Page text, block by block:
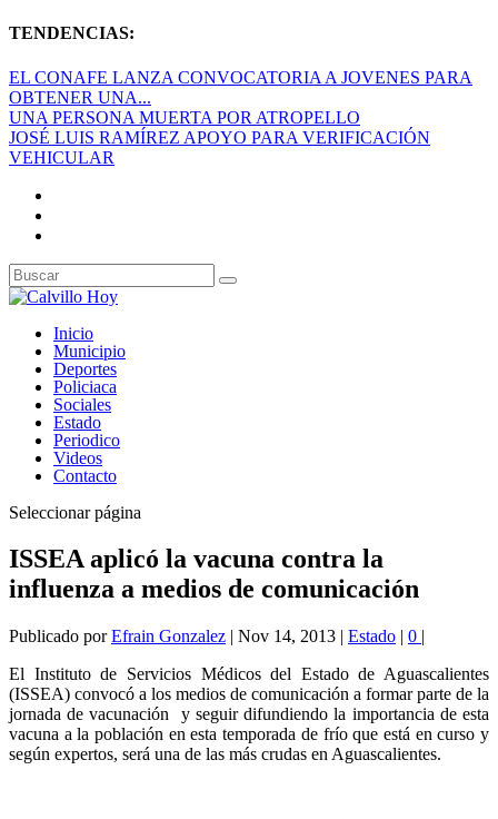
TENDENCIAS:
EL CONAFE LANZA CONVOCATORIA A JOVENES PARA
OBTENER UNA...
UNA PERSONA MUERTA POR ATROPELLO
JOSÉ LUIS RAMÍREZ APOYO PARA VERIFICACIÓN
VEHICULAR
Inicio
Municipio
Deportes
Policiaca
Sociales
Estado
Periodico
Videos
Contacto
Seleccionar página
ISSEA aplicó la vacuna contra la
influenza a medios de comunicación
Publicado porEfrain Gonzalez | Nov 14, 2013 | Estado | 0 |
El Instituto de Servicios Médicos del Estado de Aguascalientes
(ISSEA) convocó a los medios de comunicación a formar parte de la
jornada de vacunación y seguir difundiendo la importancia de esta
vacuna a la población en esta temporada de frío que está en curso y
según expertos, será una de las más crudas en Aguascalientes.